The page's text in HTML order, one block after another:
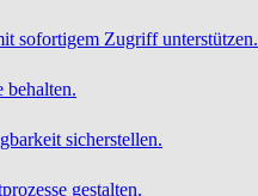
sofortigem Zugriff unterstützen.
sicherstellen.
gestalten.